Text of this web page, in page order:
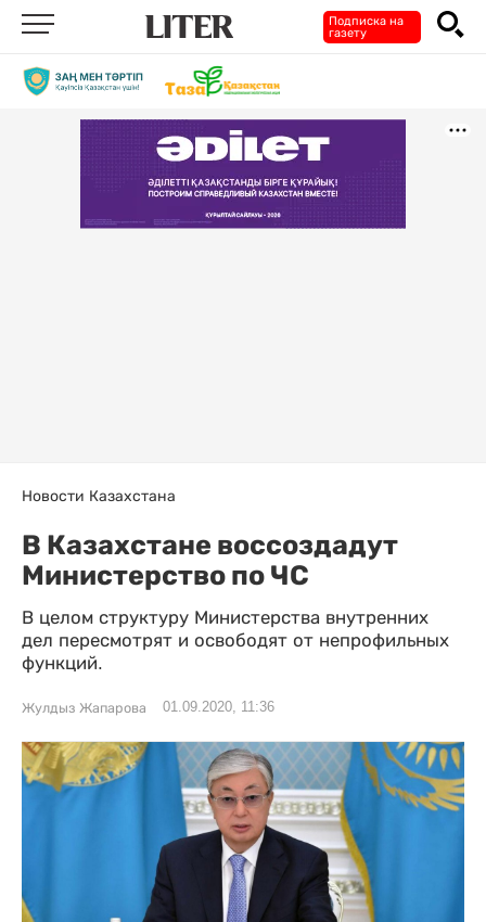
Подписка на
газету
Новости Казахстана
В Казахстане воссоздадут
Министерство по ЧС
В целом структуру Министерства внутренних
дел пересмотрят и освободят от непрофильных
функций.
Жулдыз Жапарова 01.09.2020, 11:36